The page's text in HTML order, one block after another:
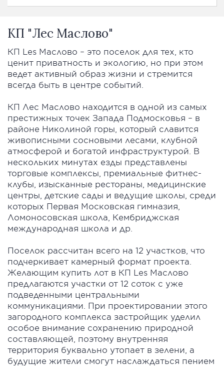
КП "Лес Маслово"
КП Les Маслово – это поселок для тех, кто
ценит приватность и экологию, но при этом
ведет активный образ жизни и стремится
всегда быть в центре событий.
КП Лес Маслово находится в одной из самых
престижных точек Запада Подмосковья – в
районе Николиной горы, который славится
живописными сосновыми лесами, клубной
атмосферой и богатой инфраструктурой. В
нескольких минутах езды представлены
торговые комплексы, премиальные фитнес-
клубы, изысканные рестораны, медицинские
центры, детские сады и ведущие школы, среди
которых Первая Московская гимназия,
Ломоносовская школа, Кембриджская
международная школа и др.
Поселок рассчитан всего на 12 участков, что
подчеркивает камерный формат проекта.
Желающим купить лот в КП Les Маслово
предлагаются участки от 12 соток с уже
подведенными центральными
коммуникациями. При проектировании этого
загородного комплекса застройщик уделил
особое внимание сохранению природной
составляющей, поэтому внутренняя
территория буквально утопает в зелени, а
будущие жители смогут наслаждаться пением